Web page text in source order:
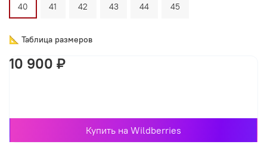
40 41 42 43 44 45
📐 Таблица размеров
10 900 ₽
Купить на Wildberries